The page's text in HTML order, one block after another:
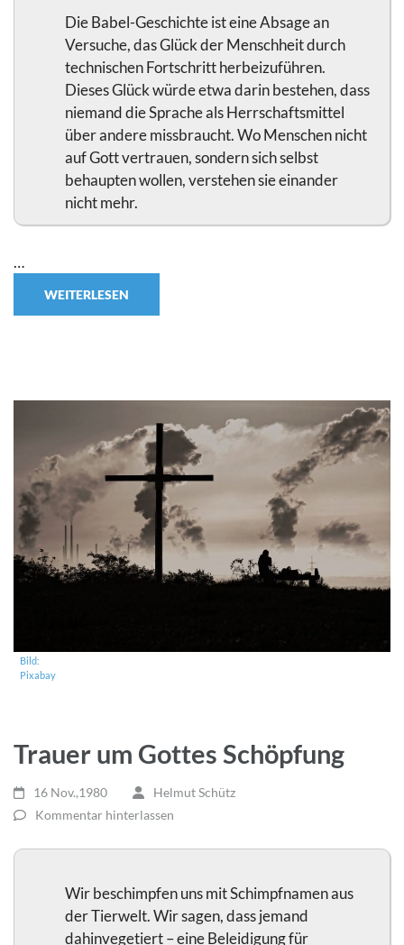
Die Babel-Geschichte ist eine Absage an
Versuche, das Glück der Menschheit durch
technischen Fortschritt herbeizuführen.
Dieses Glück würde etwa darin bestehen, dass
niemand die Sprache als Herrschaftsmittel
über andere missbraucht. Wo Menschen nicht
auf Gott vertrauen, sondern sich selbst
behaupten wollen, verstehen sie einander
nicht mehr.
…
WEITERLESEN
Bild:
Pixabay
Trauer um Gottes Schöpfung
16 Nov.,1980
Helmut Schütz
Kommentar hinterlassen
Wir beschimpfen uns mit Schimpfnamen aus
der Tierwelt. Wir sagen, dass jemand
dahinvegetiert – eine Beleidigung für